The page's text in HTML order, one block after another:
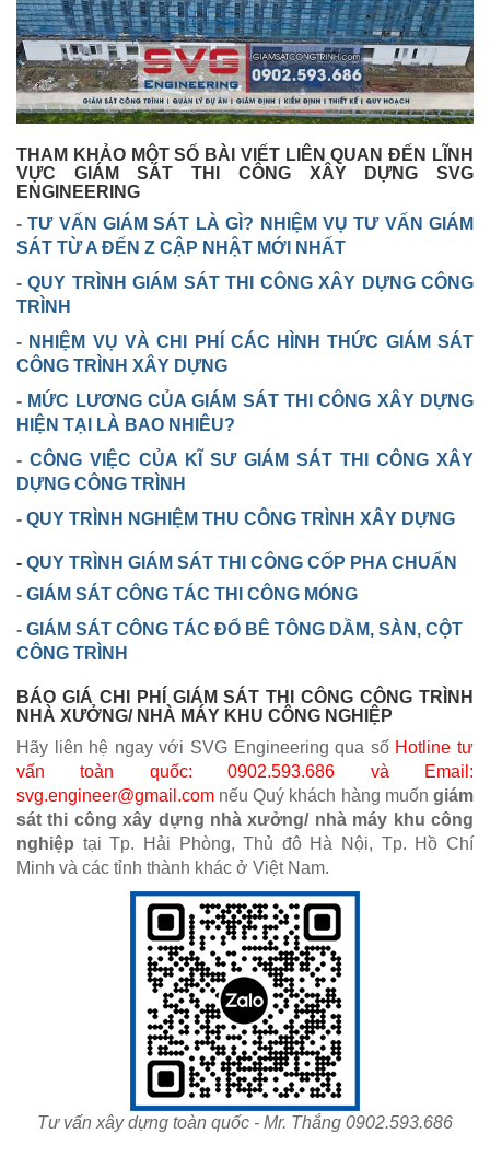
THAM KHẢO MỘT SỐ BÀI VIẾT LIÊN QUAN ĐẾN LĨNH
VỰC GIÁM SÁT THI CÔNG XÂY DỰNG SVG
ENGINEERING
-TƯ VẤN GIÁM SÁT LÀ GÌ? NHIỆM VỤ TƯ VẤN GIÁM
SÁT TỪ A ĐẾN Z CẬP NHẬT MỚI NHẤT
-QUY TRÌNH GIÁM SÁT THI CÔNG XÂY DỰNG CÔNG
TRÌNH
- NHIỆM VỤ VÀ CHI PHÍ CÁC HÌNH THỨC GIÁM SÁT
CÔNG TRÌNH XÂY DỰNG
- MỨC LƯƠNG CỦA GIÁM SÁT THI CÔNG XÂY DỰNG
HIỆN TẠI LÀ BAO NHIÊU?
- CÔNG VIỆC CỦA KĨ SƯ GIÁM SÁT THI CÔNG XÂY
DỰNG CÔNG TRÌNH
- QUY TRÌNH NGHIỆM THU CÔNG TRÌNH XÂY DỰNG
- QUY TRÌNH GIÁM SÁT THI CÔNG CỐP PHA CHUẨN
- GIÁM SÁT CÔNG TÁC THI CÔNG MÓNG
- GIÁM SÁT CÔNG TÁC ĐỔ BÊ TÔNG DẦM, SÀN, CỘT
CÔNG TRÌNH
BÁO GIÁ CHI PHÍ GIÁM SÁT THI CÔNG CÔNG TRÌNH
NHÀ XƯỞNG/ NHÀ MÁY KHU CÔNG NGHIỆP
Hãy liên hệ ngay với SVG Engineering qua số Hotline tư
vấn toàn quốc: 0902.593.686 và Email:
svg.engineer@gmail.com nếu Quý khách hàng muốn giám
sát thi công xây dựng nhà xưởng/ nhà máy khu công
nghiệp tại Tp. Hải Phòng, Thủ đô Hà Nội, Tp. Hồ Chí
Minh và các tỉnh thành khác ở Việt Nam.
Tư vấn xây dựng toàn quốc - Mr. Thắng 0902.593.686